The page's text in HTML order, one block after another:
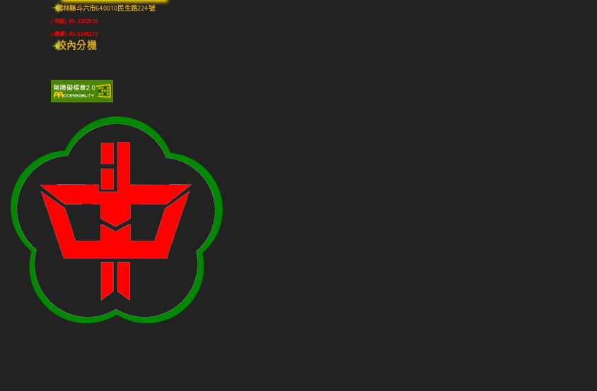
雲林縣斗六市640010民生路224號
(市話) 05-5322039
(傳真) 05-5348213
校內分機